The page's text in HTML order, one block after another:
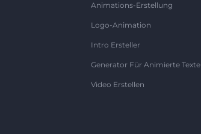
Animations-Erstellung
Logo-Animation
Intro Ersteller
Generator Für Animierte Texte
Video Erstellen